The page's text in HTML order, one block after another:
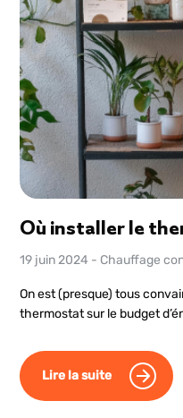
Où installer le
19 juin 2024 - Chauffage
On est (presque) tous
thermostat sur le budget
Lire la suite